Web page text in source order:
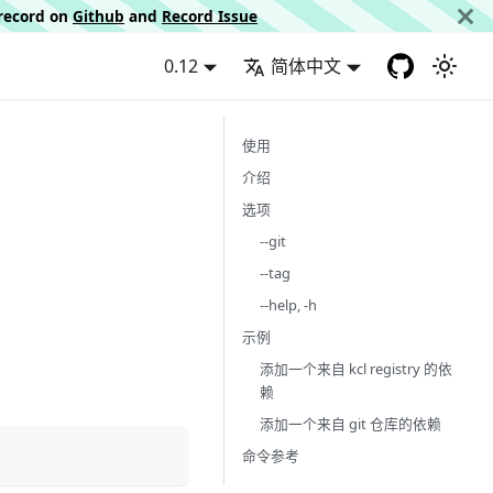
onGithub and Record Issue
0.12 简体中文
使用
介绍
选项
--git
--tag
--help, -h
示例
添加一个来自 kcl registry 的依
赖
添加一个来自 git 仓库的依赖
命令参考